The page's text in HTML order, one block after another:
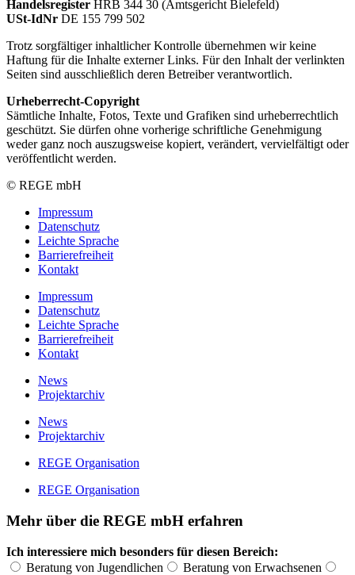
Handelsregister HRB 344 30 (Amtsgericht Bielefeld)
USt-IdNr DE 155 799 502
Trotz sorgfältiger inhaltlicher Kontrolle übernehmen wir keine
Haftung für die Inhalte externer Links. Für den Inhalt der verlinkten
Seiten sind ausschließlich deren Betreiber verantwortlich.
Urheberrecht-Copyright
Sämtliche Inhalte, Fotos, Texte und Grafiken sind urheberrechtlich
geschützt. Sie dürfen ohne vorherige schriftliche Genehmigung
weder ganz noch auszugsweise kopiert, verändert, vervielfältigt oder
veröffentlicht werden.
© REGE mbH
Impressum
Datenschutz
Leichte Sprache
Barrierefreiheit
Kontakt
Impressum
Datenschutz
Leichte Sprache
Barrierefreiheit
Kontakt
News
Projektarchiv
News
Projektarchiv
REGE Organisation
REGE Organisation
Mehr über die REGE mbH erfahren
Ich interessiere mich besonders für diesen Bereich:
Beratung von Jugendlichen
Beratung von Erwachsenen